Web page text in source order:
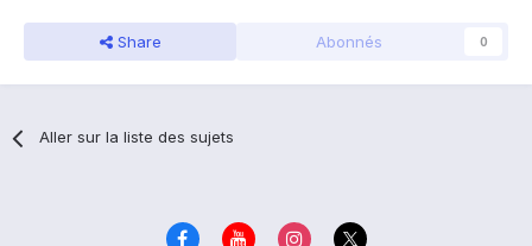
Share Abonnés 0
Aller sur la liste des sujets